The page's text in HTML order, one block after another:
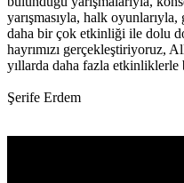
yarışmasıyla, halk
daha bir çok etkinliği ile dolu
hayrımızı gerçekleştiriyoruz,
yıllarda daha fazla
Şerife Erdem